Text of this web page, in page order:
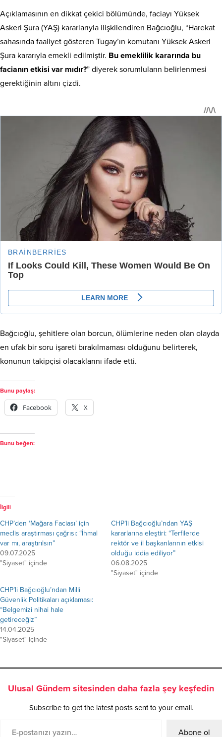
Açıklamasının en dikkat çekici bölümünde, faciayı Yüksek
Askeri Şura (YAŞ) kararlarıyla ilişkilendiren Bağcıoğlu, “Harekat
sahasında faaliyet gösteren Tugay’ın komutanı Yüksek Askeri
Şura kararıyla emekli edilmiştir. Bu emeklilik kararında bu
facianın etkisi var mıdır?” diyerek sorumluların belirlenmesi
gerektiğinin altını çizdi.
Bağcıoğlu, şehitlere olan borcun, ölümlerine neden olan olayda
en ufak bir soru işareti bırakılmaması olduğunu belirterek,
konunun takipçisi olacaklarını ifade etti.
Bunu paylaş:
Facebook X
Bunu beğen:
İlgili
CHP’den ‘Mağara Faciası’ için
meclis araştırması çağrısı: “İhmal
var mı, araştırılsın”
09.07.2025
"Siyaset" içinde
CHP’li Bağcıoğlu’ndan YAŞ
kararlarına eleştiri: “Terfilerde
rektör ve il başkanlarının etkisi
olduğu iddia ediliyor”
06.08.2025
"Siyaset" içinde
CHP’li Bağcıoğlu’ndan Milli
Güvenlik Politikaları açıklaması:
“Belgemizi nihai hale
getireceğiz”
14.04.2025
"Siyaset" içinde
Ulusal Gündem sitesinden daha fazla şey keşfedin
Subscribe to get the latest posts sent to your email.
Abone ol